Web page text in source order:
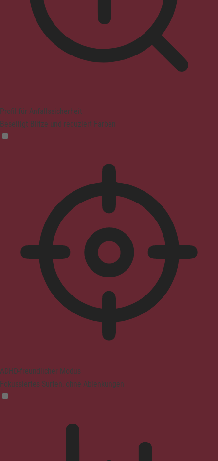
Profil für Anfallssicherheit
Beseitigt Blitze und reduziert Farben
ADHD-freundlicher Modus
Fokussiertes Surfen, ohne Ablenkungen